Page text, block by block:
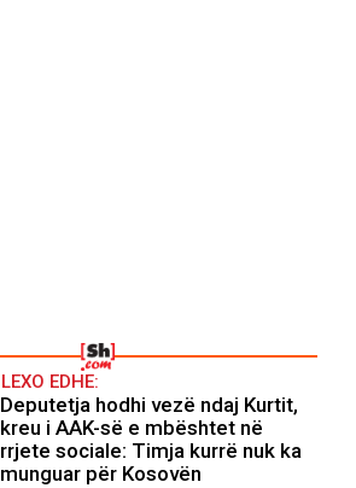
LEXO EDHE:
Deputetja hodhi vezë ndaj Kurtit,
kreu i AAK-së e mbështet në
rrjete sociale: Timja kurrë nuk ka
munguar për Kosovën